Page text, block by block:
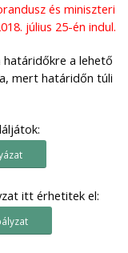
és miniszteri
július 25-én indul.
határidőkre a lehető
mert határidőn túli
itt érhetitek el: